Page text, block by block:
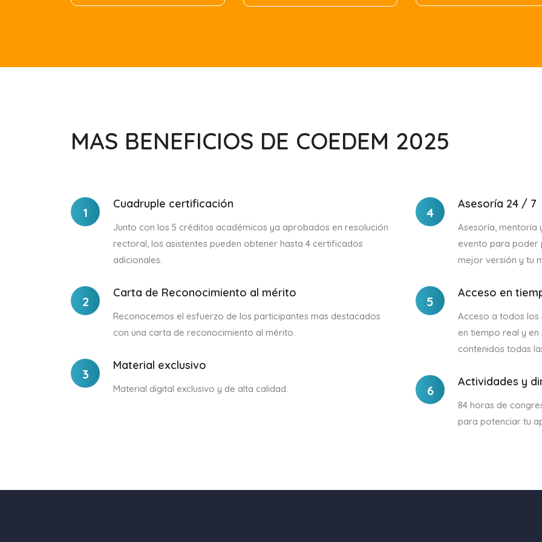
MAS BENEFICIOS DE COEDEM 2025
1
Cuadruple certificación
Junto con los 5 créditos académicos ya aprobados en resolución
rectoral, los asistentes pueden obtener hasta 4 certificados
adicionales.
2
Carta de Reconocimiento al mérito
Reconocemos el esfuerzo de los participantes mas destacados
con una carta de reconocimiento al mérito.
3
Material exclusivo
Material digital exclusivo y de alta calidad.
4
Asesoría 24 / 7
Asesoría, mentoría
evento para poder
mejor versión y tu
5
Acceso en
Acceso a todos los
en tiempo real y
contenidos todas
6
Actividades y
84 horas de
para potenciar tu